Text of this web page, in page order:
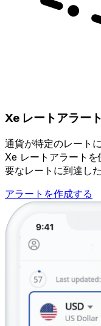
Xe レートアラート
通貨が特定のレート
Xe レートアラート
要なレートに到達し
アラートを作成する